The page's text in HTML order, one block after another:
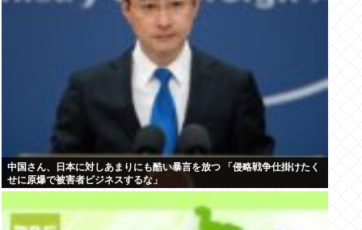
中国さん、日本に対しあまりにも酷い暴言を放つ 「侵略戦争仕掛けたく
せに原爆で被害者ビジネスするな」